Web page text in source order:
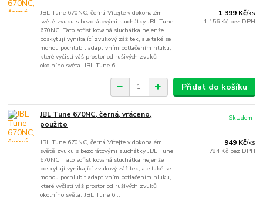
JBL Tune 670NC, černá Vítejte v dokonalém
světě zvuku s bezdrátovými sluchátky JBL Tune
670NC. Tato sofistikovaná sluchátka nejenže
poskytují vynikající zvukový zážitek, ale také se
mohou pochlubit adaptivním potlačením hluku,
které vyčistí váš prostor od rušivých zvuků
okolního světa. JBL Tune 6...
1 399 Kč/ks
1 156 Kč bez DPH
Přidat do košíku
JBL Tune 670NC, černá, vráceno,
použito
JBL Tune 670NC, černá Vítejte v dokonalém
světě zvuku s bezdrátovými sluchátky JBL Tune
670NC. Tato sofistikovaná sluchátka nejenže
poskytují vynikající zvukový zážitek, ale také se
mohou pochlubit adaptivním potlačením hluku,
které vyčistí váš prostor od rušivých zvuků
okolního světa. JBL Tune 6...
949 Kč/ks
784 Kč bez DPH
Skladem